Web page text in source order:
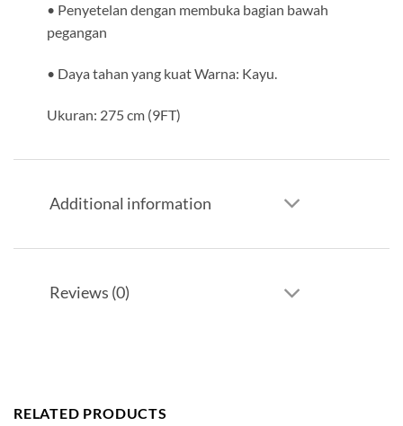
• Penyetelan dengan membuka bagian bawah
pegangan
• Daya tahan yang kuat Warna: Kayu.
Ukuran: 275 cm (9FT)
Additional information
Reviews (0)
RELATED PRODUCTS